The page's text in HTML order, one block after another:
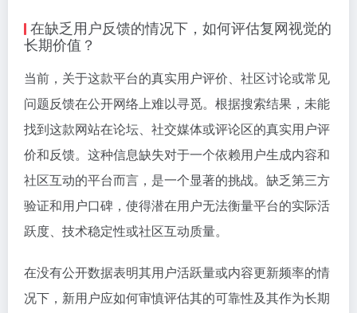
在缺乏用户反馈的情况下，如何评估复网视觉的
长期价值？
当前，关于这款平台的真实用户评价、社区讨论或常见
问题反馈在公开网络上难以寻觅。根据搜索结果，未能
找到这款网站在论坛、社交媒体或评论区的真实用户评
价和反馈。这种信息缺失对于一个依赖用户生成内容和
社区互动的平台而言，是一个显著的挑战。缺乏第三方
验证和用户口碑，使得潜在用户无法衡量平台的实际活
跃度、技术稳定性或社区互动质量。
在没有公开数据表明其用户活跃量或内容更新频率的情
况下，新用户应如何审慎评估其的可靠性及其作为长期